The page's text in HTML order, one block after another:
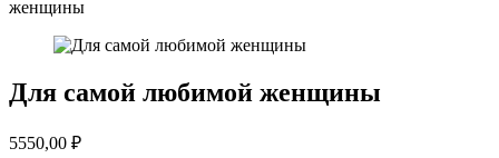
женщины
Для самой любимой женщины
5550,00 ₽